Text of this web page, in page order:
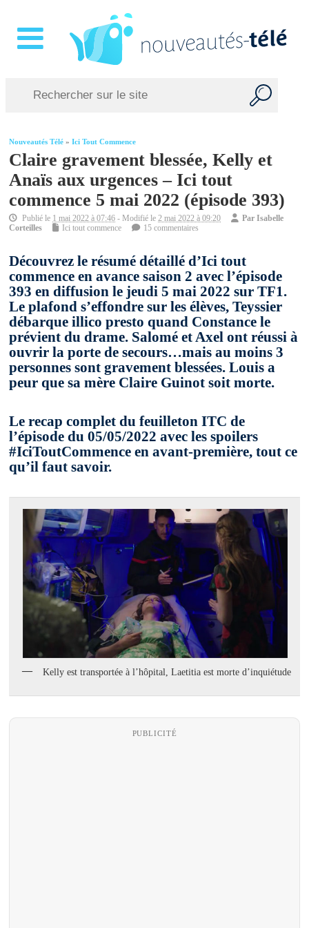
Nouveautés Télé »Ici Tout Commence
Claire gravement blessée, Kelly et
Anaïs aux urgences – Ici tout
commence 5 mai 2022 (épisode 393)
Publié le 1 mai 2022 à 07:46 - Modifié le2 mai 2022 à 09:20 ParIsabelle
Corteilles
Ici tout commence 15 commentaires
Découvrez le résumé détaillé d’Ici tout
commence en avance saison 2 avec l’épisode
393 en diffusion le jeudi 5 mai 2022 sur TF1.
Le plafond s’effondre sur les élèves, Teyssier
débarque illico presto quand Constance le
prévient du drame. Salomé et Axel ont réussi à
ouvrir la porte de secours…mais au moins 3
personnes sont gravement blessées. Louis a
peur que sa mère Claire Guinot soit morte.
Le recap complet du feuilleton ITC de
l’épisode du 05/05/2022 avec les spoilers
#IciToutCommence en avant-première, tout ce
qu’il faut savoir.
Kelly est transportée à l’hôpital, Laetitia est morte d’inquiétude
PUBLICITÉ